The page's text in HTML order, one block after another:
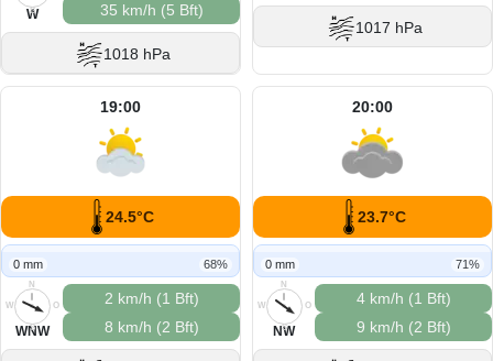
S
W
35 km/h (5 Bft)
1018 hPa
1017 hPa
19:00
24.5°C
0 mm 68%
N
O
S
W
WNW
2 km/h (1 Bft)
8 km/h (2 Bft)
20:00
23.7°C
0 mm 71%
N
O
S
W
NW
4 km/h (1 Bft)
9 km/h (2 Bft)